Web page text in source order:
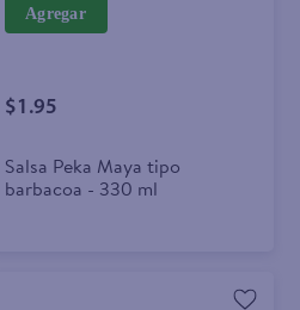
Agregar
$1.95
Salsa Peka Maya tipo
barbacoa - 330 ml